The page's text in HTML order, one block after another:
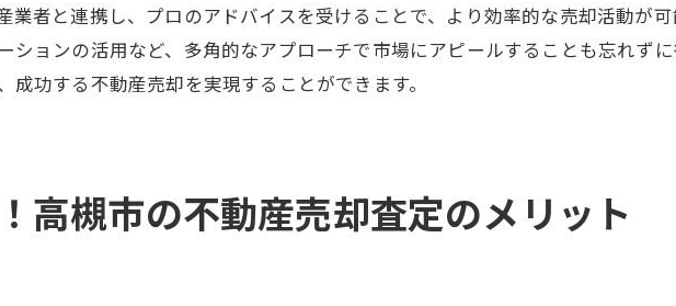
査定結果を活かしたマーケティング
賢い業者選びのポイント
確実に売却を成功させるためのヒント
高槻市特有の価格設定のポイント
業者と連携し、プロのアドバイスを受けることで、より効率的な売却活動が
ションの活用など、多角的なアプローチで市場にアピールすることも忘れず
功する不動産売却を実現することができます。
高槻市の不動産売却査定のメリット